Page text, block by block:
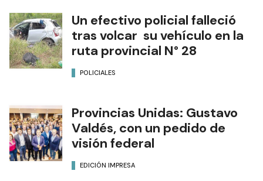
Un efectivo policial falleció
tras volcar su vehículo en la
ruta provincial N° 28
POLICIALES
Provincias Unidas: Gustavo
Valdés, con un pedido de
visión federal
EDICIÓN IMPRESA